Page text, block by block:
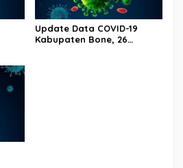
Update Data COVID-19
Kabupaten Bone, 26